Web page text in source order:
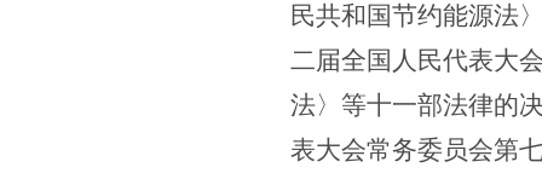
民共和国节约能源法
二届全国人民代表大
法〉等十一部法律的
表大会常务委员会第